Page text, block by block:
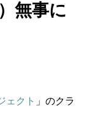
無事に
ェクト 」のクラ